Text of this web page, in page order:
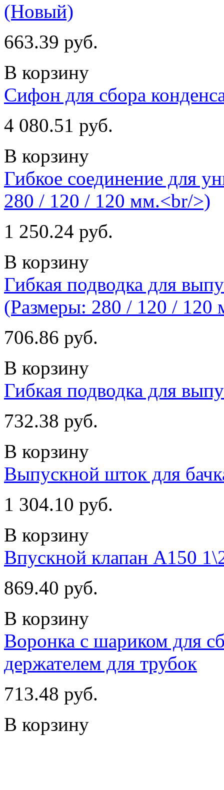
(Новый)
663.39 руб.
В корзину
Сифон для сбора
4 080.51 руб.
В корзину
Гибкое соединение для
280 / 120 / 120 мм.<br/>)
1 250.24 руб.
В корзину
Гибкая подводка для
(Размеры: 280 / 120 / 120
706.86 руб.
В корзину
Гибкая подводка для
732.38 руб.
В корзину
Выпускной шток для
1 304.10 руб.
В корзину
Впускной клапан A150
869.40 руб.
В корзину
Воронка с шариком для
держателем для трубок
713.48 руб.
В корзину